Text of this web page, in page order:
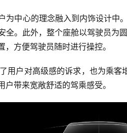
为中心的理念融入到内饰设计中
全。此外，整个座舱以驾驶员为
方便驾驶员随时进行操控。
用户对高级感的诉求，也为乘客
带来宽敞舒适的驾乘感受。